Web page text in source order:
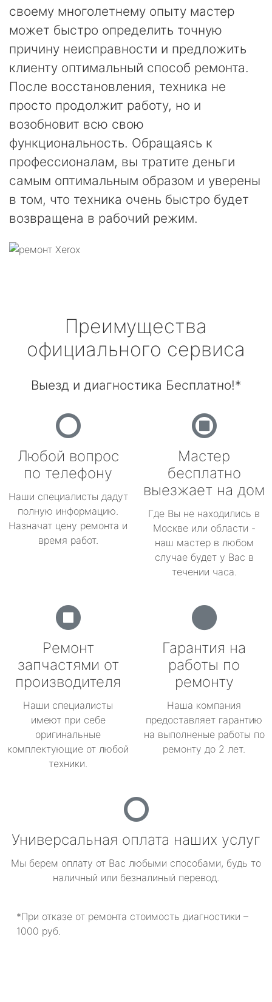
своему многолетнему опыту мастер
может быстро определить точную
причину неисправности и предложить
клиенту оптимальный способ ремонта.
После восстановления, техника не
просто продолжит работу, но и
возобновит всю свою
функциональность. Обращаясь к
профессионалам, вы тратите деньги
самым оптимальным образом и уверены
в том, что техника очень быстро будет
возвращена в рабочий режим.
Преимущества
официального сервиса
Выезд и диагностика Бесплатно!*
Любой вопрос
по телефону
Наши специалисты дадут
полную информацию.
Назначат цену ремонта и
время работ.
Мастер
бесплатно
выезжает на дом
Где Вы не находились в
Москве или области -
наш мастер в любом
случае будет у Вас в
течении часа.
Ремонт
запчастями от
производителя
Наши специалисты
имеют при себе
оригинальные
комплектующие от любой
техники.
Гарантия на
работы по
ремонту
Наша компания
предоставляет гарантию
на выполненые работы по
ремонту до 2 лет.
Универсальная оплата наших услуг
Мы берем оплату от Вас любыми способами, будь то
наличный или безналиный перевод.
*При отказе от ремонта стоимость диагностики –
1000 руб.